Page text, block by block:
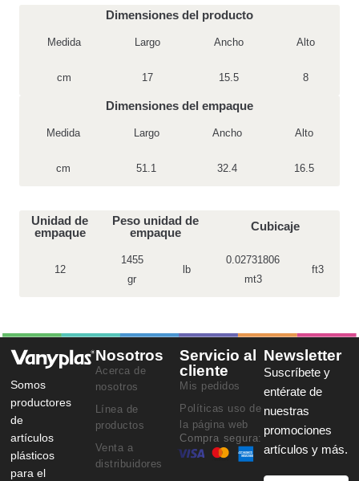
Dimensiones del producto
Medida Largo Ancho Alto
cm 17 15.5 8
Dimensiones del empaque
Medida Largo Ancho Alto
cm 51.1 32.4 16.5
Unidad de
empaque
Peso unidad de
empaque
Cubicaje
12
1455
gr
lb
0.02731806
mt3
ft3
Somos
productores
de
artículos
plásticos
para el
Nosotros
Acerca de
nosotros
Línea de
productos
Venta a
distribuidores
Servicio al
cliente
Mis pedidos
Políticas uso de
la página web
Compra segura:
Newsletter
Suscríbete y
entérate de
nuestras
promociones
artículos y más.